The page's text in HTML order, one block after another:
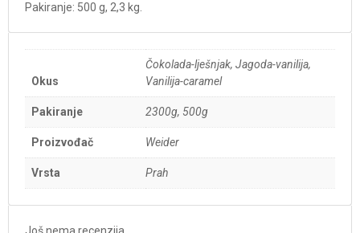
Pakiranje: 500 g, 2,3 kg.
Okus
Čokolada-lješnjak, Jagoda-vanilija,
Vanilija-caramel
Pakiranje 2300g, 500g
Proizvođač Weider
Vrsta Prah